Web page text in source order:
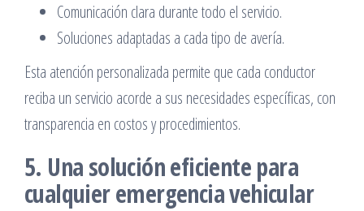
Comunicación clara durante todo el servicio.
Soluciones adaptadas a cada tipo de avería.
Esta atención personalizada permite que cada conductor
reciba un servicio acorde a sus necesidades específicas, con
transparencia en costos y procedimientos.
5. Una solución eficiente para
cualquier emergencia vehicular